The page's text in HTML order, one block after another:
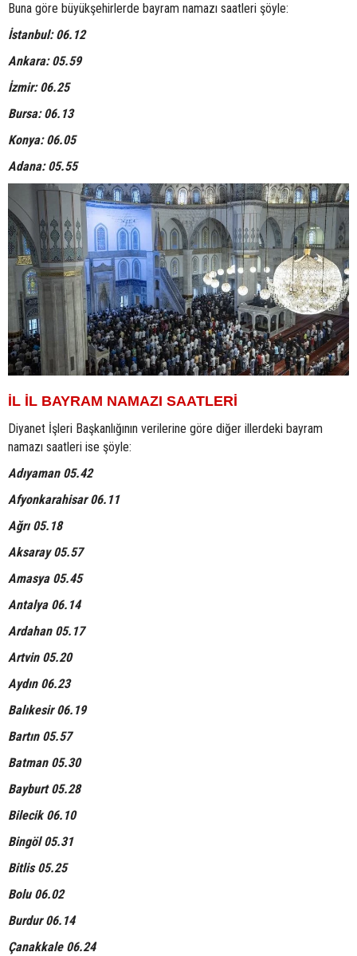
Buna göre büyükşehirlerde bayram namazı saatleri şöyle:
İstanbul: 06.12
Ankara: 05.59
İzmir: 06.25
Bursa: 06.13
Konya: 06.05
Adana: 05.55
İL İL BAYRAM NAMAZI SAATLERİ
Diyanet İşleri Başkanlığının verilerine göre diğer illerdeki bayram
namazı saatleri ise şöyle:
Adıyaman 05.42
Afyonkarahisar 06.11
Ağrı 05.18
Aksaray 05.57
Amasya 05.45
Antalya 06.14
Ardahan 05.17
Artvin 05.20
Aydın 06.23
Balıkesir 06.19
Bartın 05.57
Batman 05.30
Bayburt 05.28
Bilecik 06.10
Bingöl 05.31
Bitlis 05.25
Bolu 06.02
Burdur 06.14
Çanakkale 06.24